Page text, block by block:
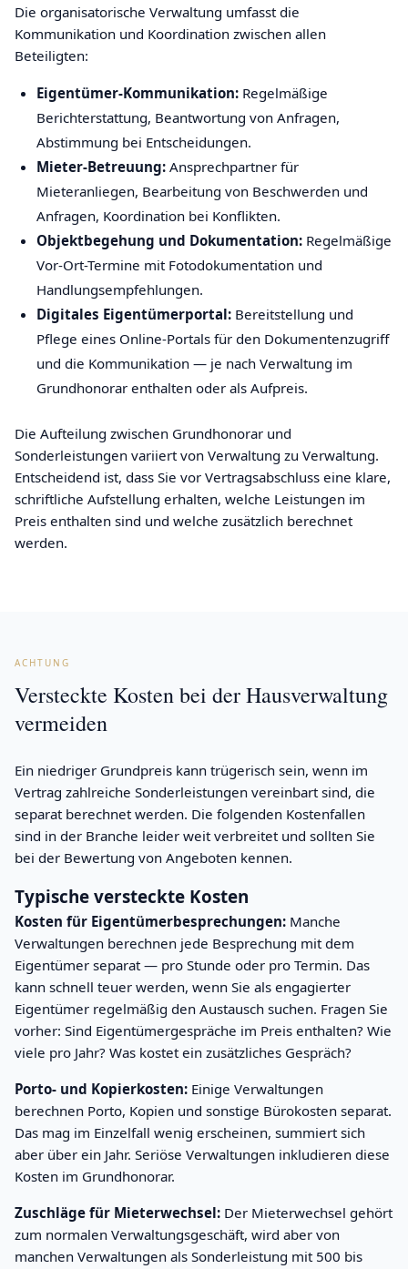
Die organisatorische Verwaltung umfasst die
Kommunikation und Koordination zwischen allen
Beteiligten:
Eigentümer-Kommunikation: Regelmäßige
Berichterstattung, Beantwortung von Anfragen,
Abstimmung bei Entscheidungen.
Mieter-Betreuung: Ansprechpartner für
Mieteranliegen, Bearbeitung von Beschwerden und
Anfragen, Koordination bei Konflikten.
Objektbegehung und Dokumentation: Regelmäßige
Vor-Ort-Termine mit Fotodokumentation und
Handlungsempfehlungen.
Digitales Eigentümerportal: Bereitstellung und
Pflege eines Online-Portals für den Dokumentenzugriff
und die Kommunikation — je nach Verwaltung im
Grundhonorar enthalten oder als Aufpreis.
Die Aufteilung zwischen Grundhonorar und
Sonderleistungen variiert von Verwaltung zu Verwaltung.
Entscheidend ist, dass Sie vor Vertragsabschluss eine klare,
schriftliche Aufstellung erhalten, welche Leistungen im
Preis enthalten sind und welche zusätzlich berechnet
werden.
ACHTUNG
Versteckte Kosten bei der Hausverwaltung
vermeiden
Ein niedriger Grundpreis kann trügerisch sein, wenn im
Vertrag zahlreiche Sonderleistungen vereinbart sind, die
separat berechnet werden. Die folgenden Kostenfallen
sind in der Branche leider weit verbreitet und sollten Sie
bei der Bewertung von Angeboten kennen.
Typische versteckte Kosten
Kosten für Eigentümerbesprechungen: Manche
Verwaltungen berechnen jede Besprechung mit dem
Eigentümer separat — pro Stunde oder pro Termin. Das
kann schnell teuer werden, wenn Sie als engagierter
Eigentümer regelmäßig den Austausch suchen. Fragen Sie
vorher: Sind Eigentümergespräche im Preis enthalten? Wie
viele pro Jahr? Was kostet ein zusätzliches Gespräch?
Porto- und Kopierkosten: Einige Verwaltungen
berechnen Porto, Kopien und sonstige Bürokosten separat.
Das mag im Einzelfall wenig erscheinen, summiert sich
aber über ein Jahr. Seriöse Verwaltungen inkludieren diese
Kosten im Grundhonorar.
Zuschläge für Mieterwechsel: Der Mieterwechsel gehört
zum normalen Verwaltungsgeschäft, wird aber von
manchen Verwaltungen als Sonderleistung mit 500 bis